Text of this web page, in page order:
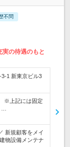
不問
実の待遇のもと
3-1 新東京ビル3
※上記には固定
新規顧客をメイ
物設備メンテナ